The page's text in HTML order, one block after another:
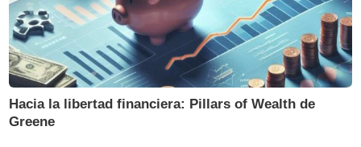
Hacia la libertad financiera: Pillars of Wealth de
Greene